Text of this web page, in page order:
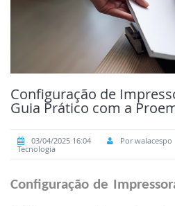
Configuração de
Guia Prático com a
03/04/2025 16:04 Por walacespo
Tecnologia
Configuração de